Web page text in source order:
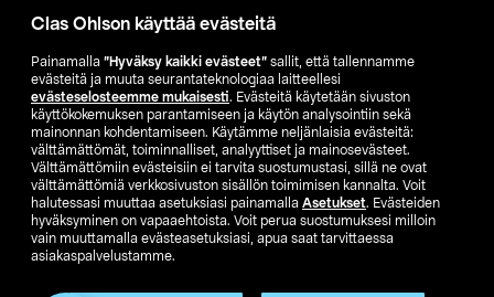
Clas Ohlson käyttää evästeitä
Painamalla ”Hyväksy kaikki evästeet” sallit, että tallennamme
evästeitä ja muuta seurantateknologiaa laitteellesi
evästeselosteemme mukaisesti. Evästeitä käytetään sivuston
käyttökokemuksen parantamiseen ja käytön analysointiin sekä
mainonnan kohdentamiseen. Käytämme neljänlaisia evästeitä:
välttämättömät, toiminnalliset, analyyttiset ja mainosevästeet.
Välttämättömiin evästeisiin ei tarvita suostumustasi, sillä ne ovat
välttämättömiä verkkosivuston sisällön toimimisen kannalta. Voit
halutessasi muuttaa asetuksiasi painamalla Asetukset. Evästeiden
hyväksyminen on vapaaehtoista. Voit perua suostumuksesi milloin
vain muuttamalla evästeasetuksiasi, apua saat tarvittaessa
asiakaspalvelustamme.
Etsi myymälä
SE NO FI
FI SV